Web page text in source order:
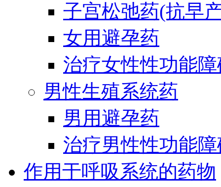
子宫松弛药(抗早
女用避孕药
治疗女性性功能
男性生殖系统药
男用避孕药
治疗男性性功能
作用于呼吸系统的药物